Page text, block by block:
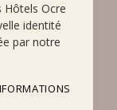
Hôtels Ocre
identité
par notre